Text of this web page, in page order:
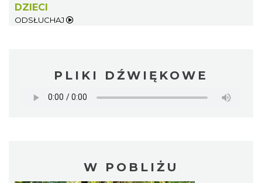
DZIECI
ODSŁUCHAJ
PLIKI DŹWIĘKOWE
W POBLIŻU